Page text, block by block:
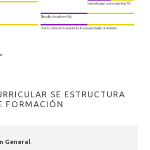
SE ESTRUCTURA
FORMACIÓN
General